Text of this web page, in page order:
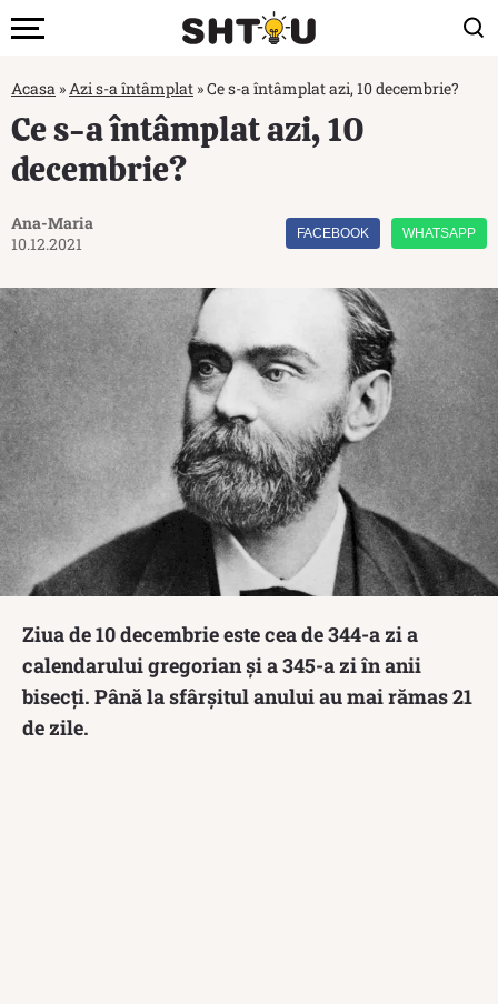
Acasa »Azi s-a întâmplat »Ce s-a întâmplat azi, 10 decembrie?
Ce s-a întâmplat azi, 10
decembrie?
Ana-Maria
10.12.2021
FACEBOOK WHATSAPP
Ziua de 10 decembrie este cea de 344-a zi a
calendarului gregorian și a 345-a zi în anii
bisecți. Până la sfârșitul anului au mai rămas 21
de zile.